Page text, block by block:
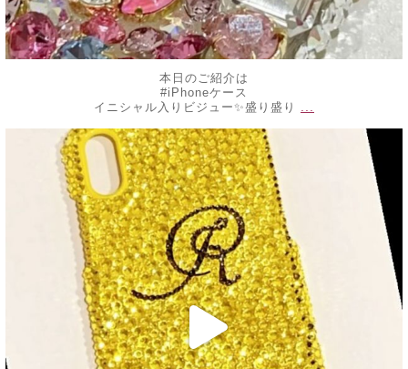
本日のご紹介は
#iPhoneケース
イニシャル入りビジュー✨盛り盛り
...
decojewelrymahalo
6月 13